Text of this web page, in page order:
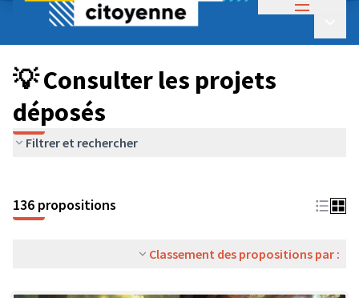
Budget Participatif JEUNESSE 2024
💡 Consulter les projets déposés
💡 Consulter les projets
déposés
Filtrer et rechercher
136 propositions
Classement des propositions par :